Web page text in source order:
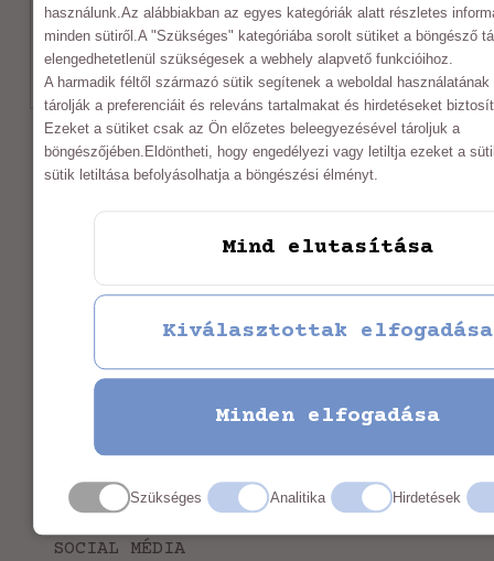
Vegyes szövésű sálak
MÁRTA HANDMADE FABRIC
SOCIAL MÉDIA
használunk.Az alábbiakban az egyes kategóriák alatt részletes
minden sütiről.A "Szükséges" kategóriába sorolt sütiket a böngésző
elengedhetetlenül szükségesek a webhely alapvető funkcióihoz.
A harmadik féltől származó sütik segítenek a weboldal használatának
tárolják a preferenciáit és releváns tartalmakat és hirdetéseket
Ezeket a sütiket csak az Ön előzetes beleegyezésével tároljuk a
böngészőjében.Eldöntheti, hogy engedélyezi vagy letiltja ezeket a
sütik letiltása befolyásolhatja a böngészési élményt.
Mind elutasítása
Kiválasztottak elfogadása
Minden elfogadása
Szükséges Analitika Hirdetések